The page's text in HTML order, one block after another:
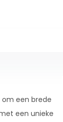
om een brede
een unieke